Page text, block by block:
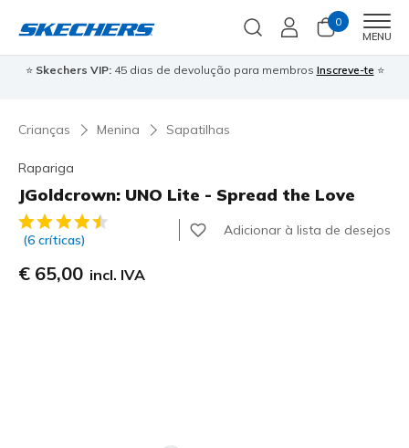
0
MENU
⭐ Skechers VIP:45 dias de devolução para membros Inscreve-te ⭐
Crianças Menina Sapatilhas
Rapariga
JGoldcrown: UNO Lite - Spread the Love
3$3 de 5 – Classificação do cliente
(6 críticas)
Adicionar à lista de desejos
€ 65,00 incl. IVA